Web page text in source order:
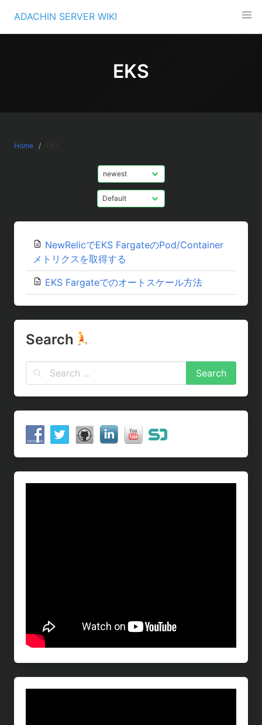
content
ADACHIN SERVER WIKI
EKS
Home
NewRelicでEKS FargateのPod/Container
メトリクスを取得する
EKS Fargateでのオートスケール方法
Search